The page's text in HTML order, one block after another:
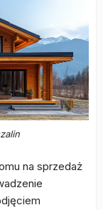
na sprzedaż